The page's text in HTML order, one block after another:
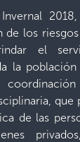
de los
el
la población
que
de las